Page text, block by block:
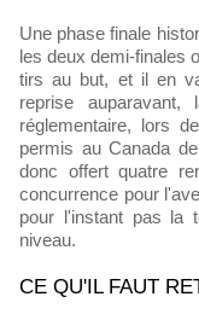
Une phase finale
les deux demi-finales
tirs au but, et il en
reprise
réglementaire, lors
permis au Canada
donc offert quatre
concurrence pour
pour l'instant pas la
niveau.
CE QU'IL FAUT